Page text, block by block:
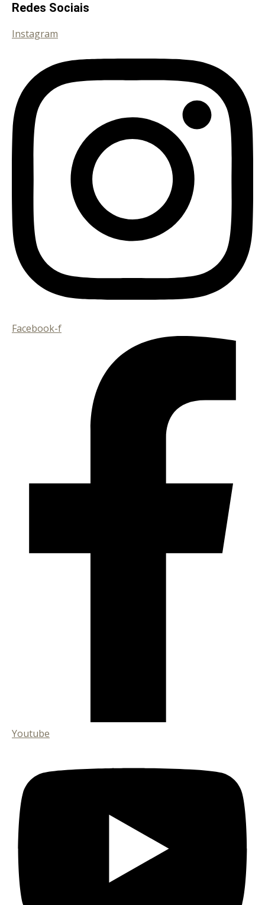
Redes Sociais
Instagram
Facebook-f
Youtube